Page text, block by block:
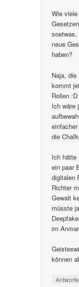
Wie
soetwas,
neue
haben?
Naja, die
kommt
Rollen
Ich wäre
die
Ich hätte
ein paar
digitalen
Richter
Gewalt
müsste
im
können